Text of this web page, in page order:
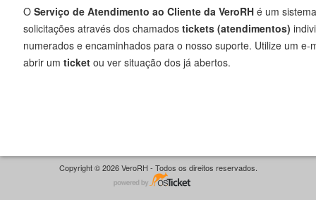
OServiço de Atendimento ao Cliente da VeroRH é um
solicitações através dos chamados tickets (atendimentos)
numerados e encaminhados para o nosso suporte. Utilize um e-
abrir um ticketou ver situação dos já abertos.
Copyright © 2026 VeroRH - Todos os direitos reservados.